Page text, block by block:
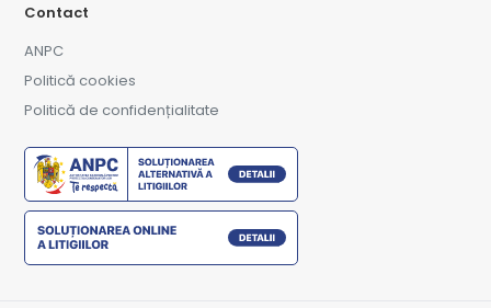
Contact
ANPC
Politică cookies
Politică de confidențialitate